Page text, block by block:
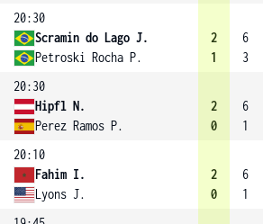
20:30
Scramin do Lago J.
Petroski Rocha P.
2
1
6
3
20:30
Hipfl N.
Perez Ramos P.
2
0
6
1
20:10
Fahim I.
Lyons J.
2
0
6
1